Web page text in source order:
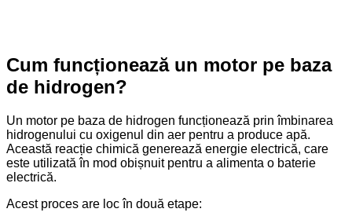
Cum funcționează un motor pe baza
de hidrogen?
Un motor pe baza de hidrogen funcționează prin îmbinarea
hidrogenului cu oxigenul din aer pentru a produce apă.
Această reacție chimică generează energie electrică, care
este utilizată în mod obișnuit pentru a alimenta o baterie
electrică.
Acest proces are loc în două etape: